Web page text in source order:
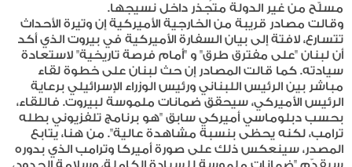
مسلّح من غير الدولة متجذر داخل نسيجها.
وقالت مصادر قريبة من الخارجية الأميركية إن وتيرة الأحداث
تتسارع، لافتة إلى بيان السفارة الأميركية في بيروت الذي أكد
أن لبنان "على مفترق طرق" و "أمام فرصة تاريخية" لاستعادة
سيادته. كما قالت المصادر إن حث لبنان على خطوة لقاء
مباشر بين الرئيس اللبناني ورئيس الوزراء الإسرائيلي برعاية
الرئيس الأميركي، سيحقق ضمانات ملموسة لبيروت. فاللقاء،
بحسب دبلوماسي أميركي سابق "هو برنامج تلفزيوني بطله
ترامب، لكنه يحظى بنسبة مشاهدة عالية". من هنا، يتابع
المصدر، سينعكس ذلك على صورة أميركا وترامب الذي بدوره